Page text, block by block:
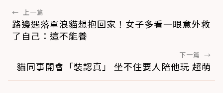
← 上一篇
路邊遇落單浪貓想抱回家！女子多看一眼意外救
了自己：這不能養
下一篇 →
貓同事開會「裝認真」 坐不住要人陪他玩 超萌